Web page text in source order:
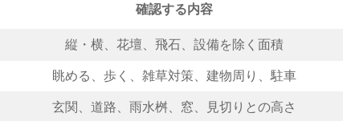
確認する内容
縦・横、花壇、飛石、設備を除く面積
眺める、歩く、雑草対策、建物周り、駐車
玄関、道路、雨水桝、窓、見切りとの高さ